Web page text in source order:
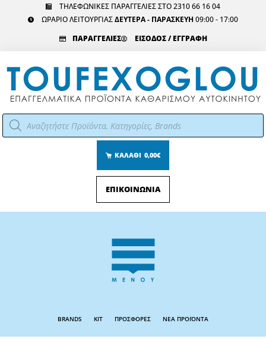
ΤΗΛΕΦΩΝΙΚΕΣ ΠΑΡΑΓΓΕΛΙΕΣ ΣΤΟ 2310 66 16 04
ΩΡΑΡΙΟ ΛΕΙΤΟΥΡΓΙΑΣΔΕΥΤΕΡΑ - ΠΑΡΑΣΚΕΥΗ 09:00 - 17:00
ΠΑΡΑΓΓΕΛΙΕΣ
ΕΙΣΟΔΟΣ / ΕΓΓΡΑΦΗ
Αναζήτηση
προϊόντων
ΚΑΛΑΘΙ 0,00€
ΕΠΙΚΟΙΝΩΝΙΑ
Menu
BRANDS KIT ΠΡΟΣΦΟΡΕΣ ΝΕΑ ΠΡΟΪΟΝΤΑ